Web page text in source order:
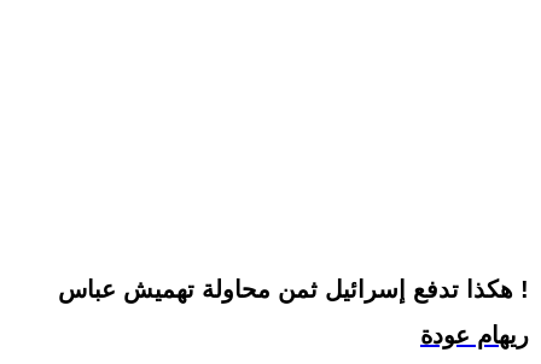
هكذا تدفع إسرائيل ثمن محاولة تهميش عباس !
ريهام عودة